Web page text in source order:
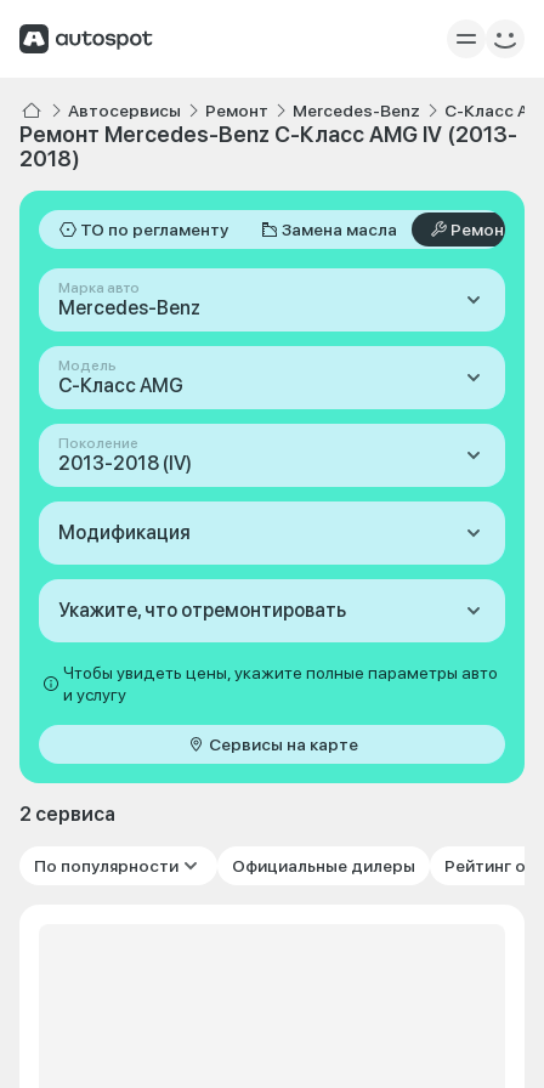
Автосервисы Ремонт Mercedes-Benz C-Класс
Ремонт Mercedes-Benz C-Класс AMG IV (2013-
2018)
ТО по регламенту Замена масла Ремонт
Марка авто
Mercedes-Benz
Модель
C-Класс AMG
Поколение
2013-2018 (IV)
Модификация
Укажите, что отремонтировать
Чтобы увидеть цены, укажите полные параметры авто
и услугу
Сервисы на карте
2 сервиса
По популярности Официальные дилеры Рейтинг